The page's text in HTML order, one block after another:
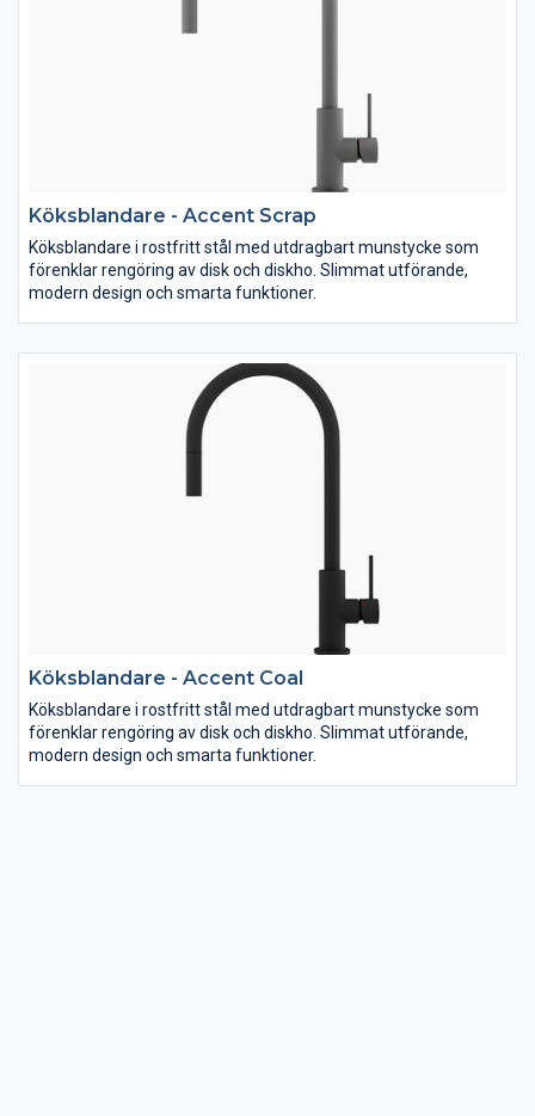
Köksblandare - Accent Scrap
Köksblandare i rostfritt stål med utdragbart munstycke som
förenklar rengöring av disk och diskho. Slimmat utförande,
modern design och smarta funktioner.
Köksblandare - Accent Coal
Köksblandare i rostfritt stål med utdragbart munstycke som
förenklar rengöring av disk och diskho. Slimmat utförande,
modern design och smarta funktioner.